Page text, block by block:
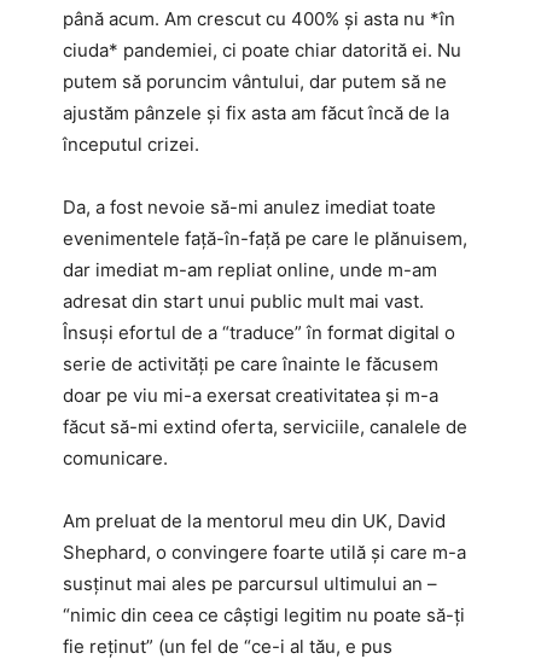
până acum. Am crescut cu 400% și asta nu *în
ciuda* pandemiei, ci poate chiar datorită ei. Nu
putem să poruncim vântului, dar putem să ne
ajustăm pânzele și fix asta am făcut încă de la
începutul crizei.
Da, a fost nevoie să-mi anulez imediat toate
evenimentele față-în-față pe care le plănuisem,
dar imediat m-am repliat online, unde m-am
adresat din start unui public mult mai vast.
Însuși efortul de a “traduce” în format digital o
serie de activități pe care înainte le făcusem
doar pe viu mi-a exersat creativitatea și m-a
făcut să-mi extind oferta, serviciile, canalele de
comunicare.
Am preluat de la mentorul meu din UK, David
Shephard, o convingere foarte utilă și care m-a
susținut mai ales pe parcursul ultimului an –
“nimic din ceea ce câștigi legitim nu poate să-ți
fie reținut” (un fel de “ce-i al tău, e pus